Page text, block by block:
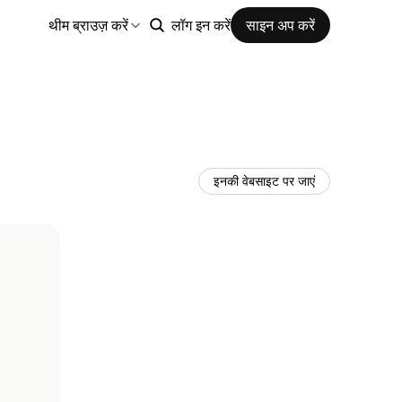
थीम ब्राउज़ करें लॉग इन करें साइन अप करें
इनकी वेबसाइट पर जाएं